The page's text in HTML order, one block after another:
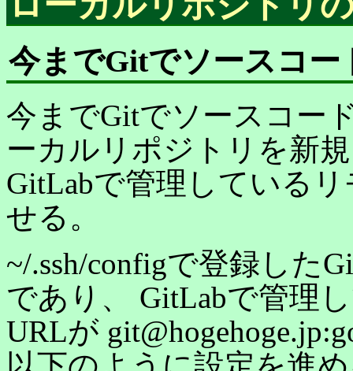
今までGitでソースコ
今までGitでソースコー
ーカルリポジトリを新
GitLabで管理している
せる。
~/.ssh/configで登録した
であり、 GitLabで管理
URLが